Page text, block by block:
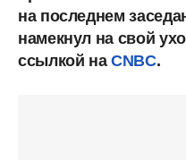
на последнем
намекнул на свой
ссылкой наCNBC.